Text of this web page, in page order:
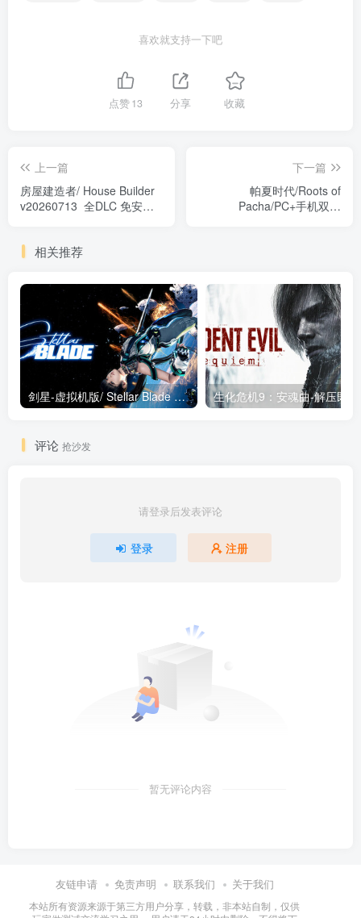
喜欢就支持一下吧
点赞13 分享 收藏
上一篇
房屋建造者/ House Builder
v20260713 全DLC 免安装
下一篇
帕夏时代/Roots of
Pacha/PC+手机双端
相关推荐
剑星-虚拟机版/ Stellar Blade v1.4.1|Build.19963153 终极版新补丁 送修改器 免安装中文版
评论 抢沙发
请登录后发表评论
登录 注册
暂无评论内容
友链申请 免责声明 联系我们 关于我们
本站所有资源来源于第三方用户分享，转载，非本站自制，仅供